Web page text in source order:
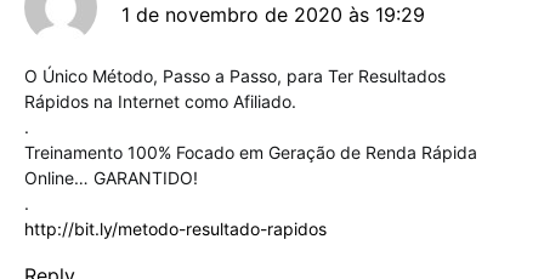
1 de novembro de 2020 às 19:29
O Único Método, Passo a Passo, para Ter Resultados
Rápidos na Internet como Afiliado.
.
Treinamento 100% Focado em Geração de Renda Rápida
Online… GARANTIDO!
.
http://bit.ly/metodo-resultado-rapidos